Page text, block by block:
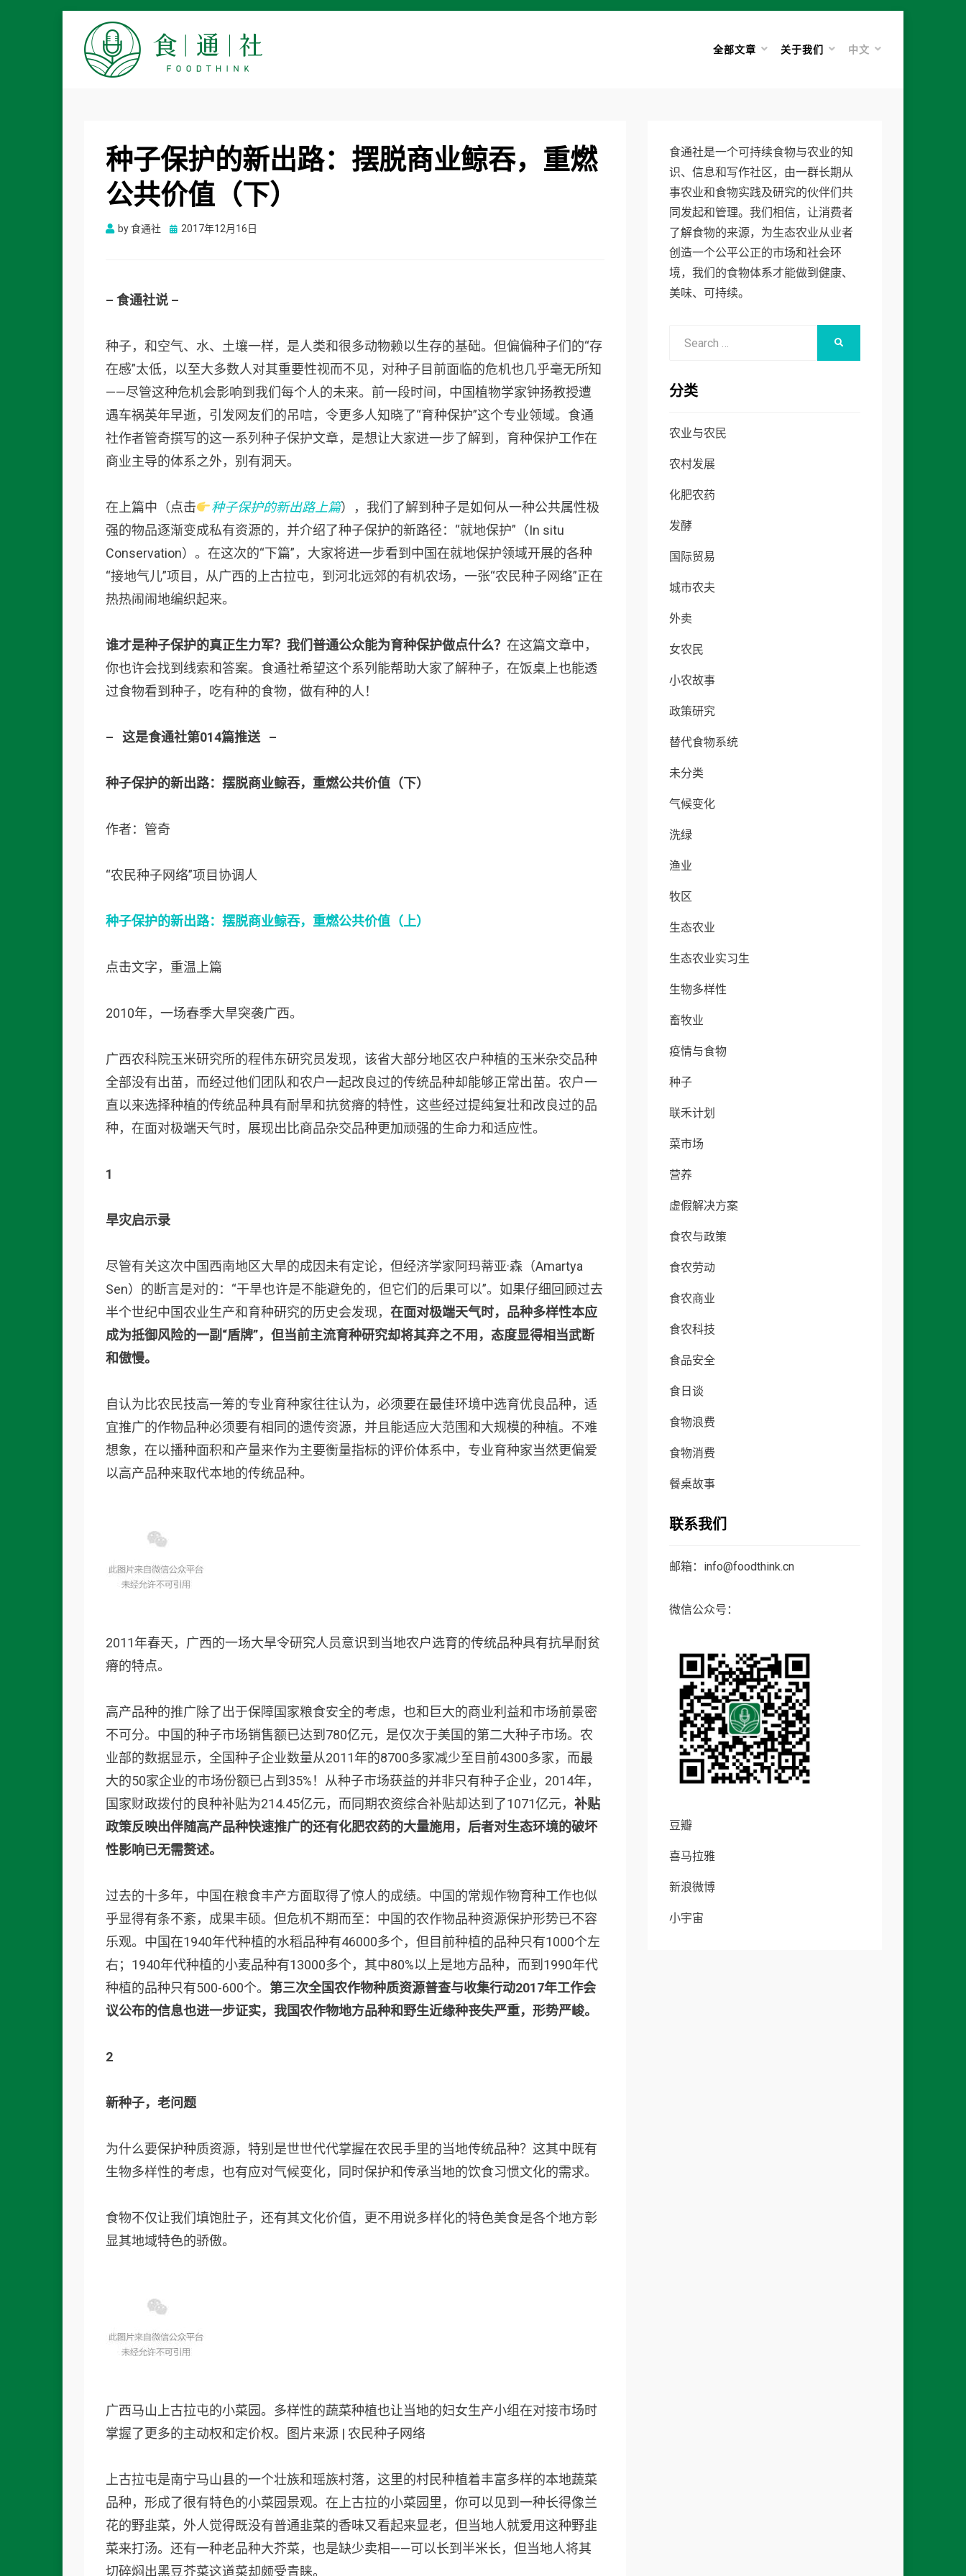
全部文章 关于我们 中文
种子保护的新出路：摆脱商业鲸吞，重燃
公共价值（下）
by食通社
Posted
2017年12月16日
– 食通社说 –
种子，和空气、水、土壤一样，是人类和很多动物赖以生存的基础。但偏偏种子们的“存
在感”太低，以至大多数人对其重要性视而不见，对种子目前面临的危机也几乎毫无所知
——尽管这种危机会影响到我们每个人的未来。前一段时间，中国植物学家钟扬教授遭
遇车祸英年早逝，引发网友们的吊唁，令更多人知晓了“育种保护”这个专业领域。食通
社作者管奇撰写的这一系列种子保护文章，是想让大家进一步了解到，育种保护工作在
商业主导的体系之外，别有洞天。
在上篇中（点击 种子保护的新出路上篇），我们了解到种子是如何从一种公共属性极
强的物品逐渐变成私有资源的，并介绍了种子保护的新路径：“就地保护”（In situ
Conservation）。在这次的“下篇”，大家将进一步看到中国在就地保护领域开展的各种
“接地气儿”项目，从广西的上古拉屯，到河北远郊的有机农场，一张“农民种子网络”正在
热热闹闹地编织起来。
谁才是种子保护的真正生力军？我们普通公众能为育种保护做点什么？ 在这篇文章中，
你也许会找到线索和答案。食通社希望这个系列能帮助大家了解种子，在饭桌上也能透
过食物看到种子，吃有种的食物，做有种的人！
– 这是食通社第014篇推送 –
种子保护的新出路：摆脱商业鲸吞，重燃公共价值（下）
作者：管奇
“农民种子网络”项目协调人
种子保护的新出路：摆脱商业鲸吞，重燃公共价值（上）
点击文字，重温上篇
2010年，一场春季大旱突袭广西。
广西农科院玉米研究所的程伟东研究员发现，该省大部分地区农户种植的玉米杂交品种
全部没有出苗，而经过他们团队和农户一起改良过的传统品种却能够正常出苗。农户一
直以来选择种植的传统品种具有耐旱和抗贫瘠的特性，这些经过提纯复壮和改良过的品
种，在面对极端天气时，展现出比商品杂交品种更加顽强的生命力和适应性。
1
旱灾启示录
尽管有关这次中国西南地区大旱的成因未有定论，但经济学家阿玛蒂亚·森（Amartya
Sen）的断言是对的：“干旱也许是不能避免的，但它们的后果可以”。如果仔细回顾过去
半个世纪中国农业生产和育种研究的历史会发现， 在面对极端天气时，品种多样性本应
成为抵御风险的一副“盾牌”，但当前主流育种研究却将其弃之不用，态度显得相当武断
和傲慢。
自认为比农民技高一筹的专业育种家往往认为，必须要在最佳环境中选育优良品种，适
宜推广的作物品种必须要有相同的遗传资源，并且能适应大范围和大规模的种植。不难
想象，在以播种面积和产量来作为主要衡量指标的评价体系中，专业育种家当然更偏爱
以高产品种来取代本地的传统品种。
2011年春天，广西的一场大旱令研究人员意识到当地农户选育的传统品种具有抗旱耐贫
瘠的特点。
高产品种的推广除了出于保障国家粮食安全的考虑，也和巨大的商业利益和市场前景密
不可分。中国的种子市场销售额已达到780亿元，是仅次于美国的第二大种子市场。农
业部的数据显示，全国种子企业数量从2011年的8700多家减少至目前4300多家，而最
大的50家企业的市场份额已占到35%！从种子市场获益的并非只有种子企业，2014年，
国家财政拨付的良种补贴为214.45亿元，而同期农资综合补贴却达到了1071亿元， 补贴
政策反映出伴随高产品种快速推广的还有化肥农药的大量施用，后者对生态环境的破坏
性影响已无需赘述。
过去的十多年，中国在粮食丰产方面取得了惊人的成绩。中国的常规作物育种工作也似
乎显得有条不紊，成果丰硕。但危机不期而至：中国的农作物品种资源保护形势已不容
乐观。中国在1940年代种植的水稻品种有46000多个，但目前种植的品种只有1000个左
右；1940年代种植的小麦品种有13000多个，其中80%以上是地方品种，而到1990年代
种植的品种只有500-600个。 第三次全国农作物种质资源普查与收集行动2017年工作会
议公布的信息也进一步证实，我国农作物地方品种和野生近缘种丧失严重，形势严峻。
2
新种子，老问题
为什么要保护种质资源，特别是世世代代掌握在农民手里的当地传统品种？这其中既有
生物多样性的考虑，也有应对气候变化，同时保护和传承当地的饮食习惯文化的需求。
食物不仅让我们填饱肚子，还有其文化价值，更不用说多样化的特色美食是各个地方彰
显其地域特色的骄傲。
广西马山上古拉屯的小菜园。多样性的蔬菜种植也让当地的妇女生产小组在对接市场时
掌握了更多的主动权和定价权。图片来源 | 农民种子网络
上古拉屯是南宁马山县的一个壮族和瑶族村落，这里的村民种植着丰富多样的本地蔬菜
品种，形成了很有特色的小菜园景观。在上古拉的小菜园里，你可以见到一种长得像兰
花的野韭菜，外人觉得既没有普通韭菜的香味又看起来显老，但当地人就爱用这种野韭
菜来打汤。还有一种老品种大芥菜，也是缺少卖相——可以长到半米长，但当地人将其
切碎焖出黑豆芥菜这道菜却颇受青睐。
食通社是一个可持续食物与农业的知
识、信息和写作社区，由一群长期从
事农业和食物实践及研究的伙伴们共
同发起和管理。我们相信，让消费者
了解食物的来源，为生态农业从业者
创造一个公平公正的市场和社会环
境，我们的食物体系才能做到健康、
美味、可持续。
分类
农业与农民
农村发展
化肥农药
发酵
国际贸易
城市农夫
外卖
女农民
小农故事
政策研究
替代食物系统
未分类
气候变化
洗绿
渔业
牧区
生态农业
生态农业实习生
生物多样性
畜牧业
疫情与食物
种子
联禾计划
菜市场
营养
虚假解决方案
食农与政策
食农劳动
食农商业
食农科技
食品安全
食日谈
食物浪费
食物消费
餐桌故事
联系我们
邮箱：info@foodthink.cn
微信公众号：
豆瓣
喜马拉雅
新浪微博
小宇宙